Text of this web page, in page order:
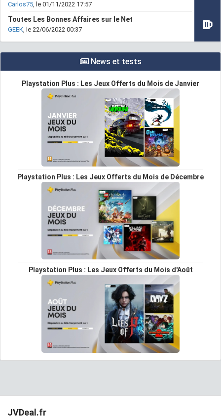
Carlos75, le 01/11/2022 17:57
Toutes Les Bonnes Affaires sur le Net
GEEK, le 22/06/2022 00:37
News et tests
Playstation Plus : Les Jeux Offerts du Mois de Janvier
Playstation Plus : Les Jeux Offerts du Mois de Décembre
Playstation Plus : Les Jeux Offerts du Mois d'Août
JVDeal.fr